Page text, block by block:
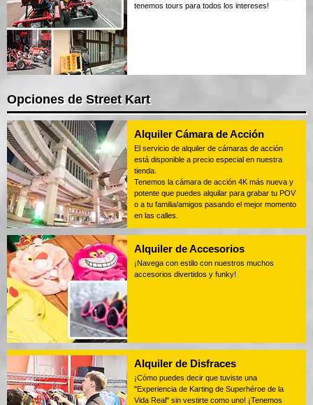
tenemos tours para todos los intereses!
Opciones de Street Kart
Alquiler Cámara de Acción
El servicio de alquiler de cámaras de acción
está disponible a precio especial en nuestra
tienda.
Tenemos la cámara de acción 4K más nueva y
potente que puedes alquilar para grabar tu POV
o a tu familia/amigos pasando el mejor momento
en las calles.
Alquiler de Accesorios
¡Navega con estilo con nuestros muchos
accesorios divertidos y funky!
Alquiler de Disfraces
¡Cómo puedes decir que tuviste una
"Experiencia de Karting de Superhéroe de la
Vida Real" sin vestirte como uno! ¡Tenemos